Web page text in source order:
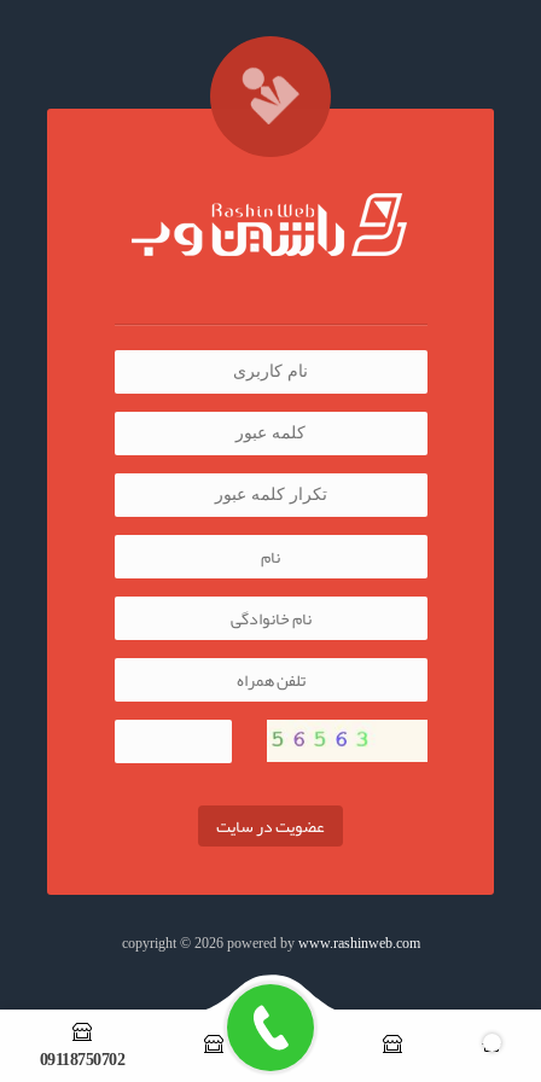
عضویت در سایت
copyright © 2026 powered by www.rashinweb.com
09118750702